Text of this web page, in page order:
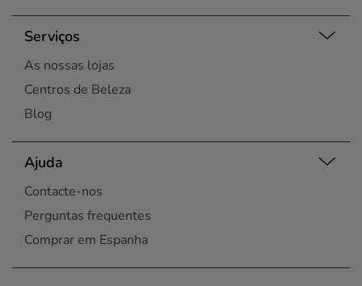
Serviços
As nossas lojas
Centros de Beleza
Blog
Ajuda
Contacte-nos
Perguntas frequentes
Comprar em Espanha